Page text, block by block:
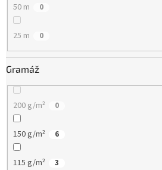
50 m 0
25 m 0
Gramáž
200 g/m² 0
150 g/m² 6
115 g/m² 3